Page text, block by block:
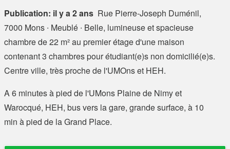
Publication: il y a 2 ans Rue Pierre-Joseph Duménil,
7000 Mons ∙ Meublé ∙ Belle, lumineuse et spacieuse
chambre de 22 m² au premier étage d'une maison
contenant 3 chambres pour étudiant(e)s non domicilié(e)s.
Centre ville, très proche de l'UMOns et HEH.
A 6 minutes à pied de l'UMons Plaine de Nimy et
Warocqué, HEH, bus vers la gare, grande surface, à 10
min à pied de la Grand Place.